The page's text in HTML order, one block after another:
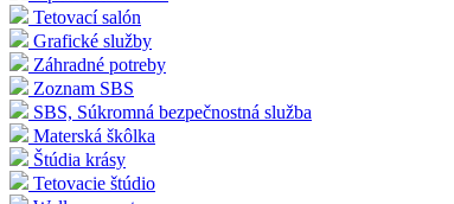
Tetovací salón
Grafické služby
Záhradné potreby
Zoznam SBS
SBS, Súkromná bezpečnostná služba
Materská škôlka
Štúdia krásy
Tetovacie štúdio